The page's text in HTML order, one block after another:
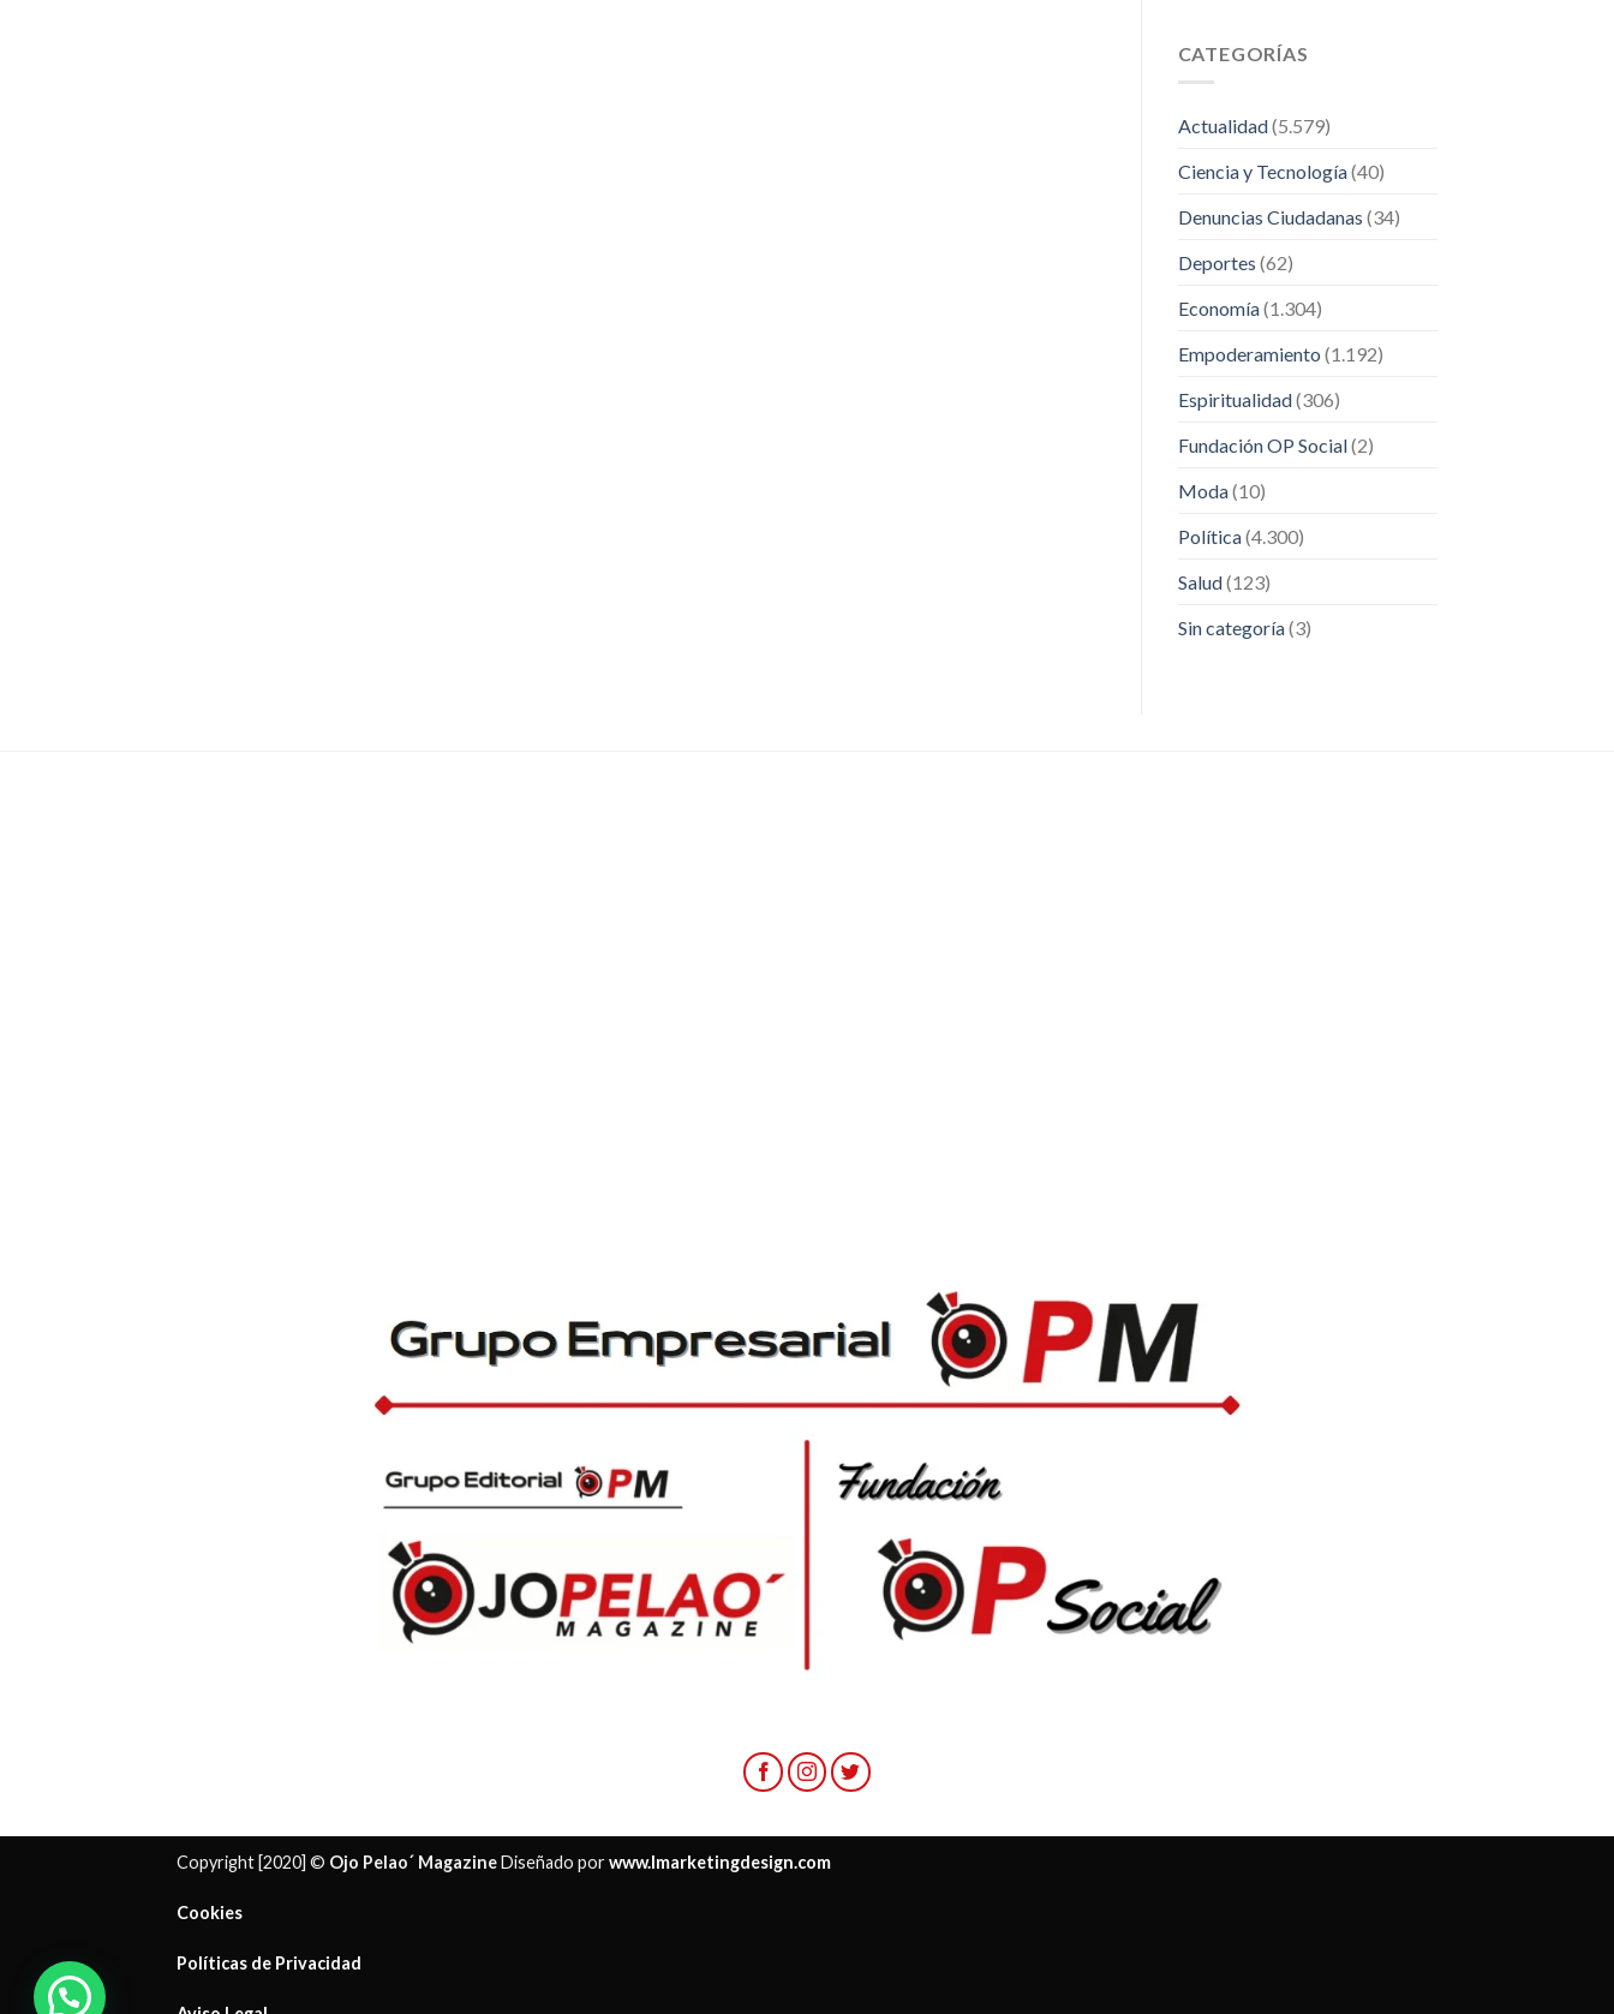
CATEGORÍAS
Actualidad(5.579)
Ciencia y Tecnología(40)
Denuncias Ciudadanas (34)
Deportes (62)
Economía(1.304)
Empoderamiento (1.192)
Espiritualidad(306)
Fundación OP Social(2)
Moda(10)
Política(4.300)
Salud(123)
Sin categoría(3)
Copyright [2020] © Ojo Pelao´ MagazineDiseñado porwww.lmarketingdesign.com
Cookies
Políticas de Privacidad